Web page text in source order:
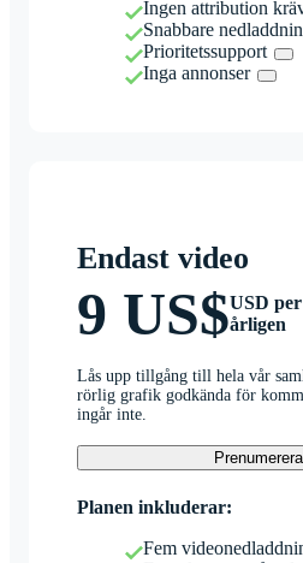
Ingen attribution
Snabbare
Prioritetssupport
Inga annonser
Endast video
9 US$USD
årligen
Lås upp tillgång till hela vår
rörlig grafik godkända för
ingår inte.
Planen inkluderar:
Fem